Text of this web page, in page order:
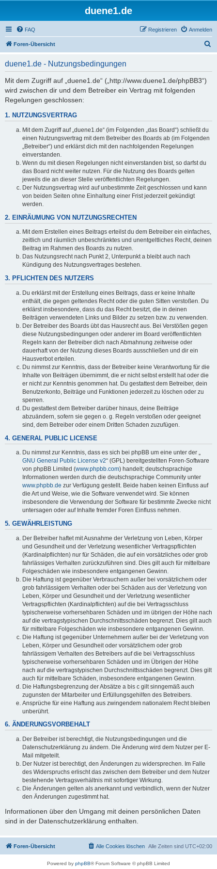
duene1.de
FAQ Anmelden
Registrieren
Foren-Übersicht
duene1.de - Nutzungsbedingungen
Mit dem Zugriff auf „duene1.de“ („http://www.duene1.de/phpBB3“)
wird zwischen dir und dem Betreiber ein Vertrag mit folgenden
Regelungen geschlossen:
1. NUTZUNGSVERTRAG
Mit dem Zugriff auf „duene1.de“ (im Folgenden „das Board“) schließt du
einen Nutzungsvertrag mit dem Betreiber des Boards ab (im Folgenden
„Betreiber“) und erklärst dich mit den nachfolgenden Regelungen
einverstanden.
Wenn du mit diesen Regelungen nicht einverstanden bist, so darfst du
das Board nicht weiter nutzen. Für die Nutzung des Boards gelten
jeweils die an dieser Stelle veröffentlichten Regelungen.
Der Nutzungsvertrag wird auf unbestimmte Zeit geschlossen und kann
von beiden Seiten ohne Einhaltung einer Frist jederzeit gekündigt
werden.
2. EINRÄUMUNG VON NUTZUNGSRECHTEN
Mit dem Erstellen eines Beitrags erteilst du dem Betreiber ein einfaches,
zeitlich und räumlich unbeschränktes und unentgeltliches Recht, deinen
Beitrag im Rahmen des Boards zu nutzen.
Das Nutzungsrecht nach Punkt 2, Unterpunkt a bleibt auch nach
Kündigung des Nutzungsvertrages bestehen.
3. PFLICHTEN DES NUTZERS
Du erklärst mit der Erstellung eines Beitrags, dass er keine Inhalte
enthält, die gegen geltendes Recht oder die guten Sitten verstoßen. Du
erklärst insbesondere, dass du das Recht besitzt, die in deinen
Beiträgen verwendeten Links und Bilder zu setzen bzw. zu verwenden.
Der Betreiber des Boards übt das Hausrecht aus. Bei Verstößen gegen
diese Nutzungsbedingungen oder anderer im Board veröffentlichten
Regeln kann der Betreiber dich nach Abmahnung zeitweise oder
dauerhaft von der Nutzung dieses Boards ausschließen und dir ein
Hausverbot erteilen.
Du nimmst zur Kenntnis, dass der Betreiber keine Verantwortung für die
Inhalte von Beiträgen übernimmt, die er nicht selbst erstellt hat oder die
er nicht zur Kenntnis genommen hat. Du gestattest dem Betreiber, dein
Benutzerkonto, Beiträge und Funktionen jederzeit zu löschen oder zu
sperren.
Du gestattest dem Betreiber darüber hinaus, deine Beiträge
abzuändern, sofern sie gegen o. g. Regeln verstoßen oder geeignet
sind, dem Betreiber oder einem Dritten Schaden zuzufügen.
4. GENERAL PUBLIC LICENSE
Du nimmst zur Kenntnis, dass es sich bei phpBB um eine unter der „
GNU General Public License v2“ (GPL) bereitgestellten Foren-Software
von phpBB Limited (www.phpbb.com) handelt; deutschsprachige
Informationen werden durch die deutschsprachige Community unter
www.phpbb.de zur Verfügung gestellt. Beide haben keinen Einfluss auf
die Art und Weise, wie die Software verwendet wird. Sie können
insbesondere die Verwendung der Software für bestimmte Zwecke nicht
untersagen oder auf Inhalte fremder Foren Einfluss nehmen.
5. GEWÄHRLEISTUNG
Der Betreiber haftet mit Ausnahme der Verletzung von Leben, Körper
und Gesundheit und der Verletzung wesentlicher Vertragspflichten
(Kardinalpflichten) nur für Schäden, die auf ein vorsätzliches oder grob
fahrlässiges Verhalten zurückzuführen sind. Dies gilt auch für mittelbare
Folgeschäden wie insbesondere entgangenen Gewinn.
Die Haftung ist gegenüber Verbrauchern außer bei vorsätzlichem oder
grob fahrlässigem Verhalten oder bei Schäden aus der Verletzung von
Leben, Körper und Gesundheit und der Verletzung wesentlicher
Vertragspflichten (Kardinalpflichten) auf die bei Vertragsschluss
typischerweise vorhersehbaren Schäden und im übrigen der Höhe nach
auf die vertragstypischen Durchschnittsschäden begrenzt. Dies gilt auch
für mittelbare Folgeschäden wie insbesondere entgangenen Gewinn.
Die Haftung ist gegenüber Unternehmern außer bei der Verletzung von
Leben, Körper und Gesundheit oder vorsätzlichem oder grob
fahrlässigem Verhalten des Betreibers auf die bei Vertragsschluss
typischerweise vorhersehbaren Schäden und im Übrigen der Höhe
nach auf die vertragstypischen Durchschnittsschäden begrenzt. Dies gilt
auch für mittelbare Schäden, insbesondere entgangenen Gewinn.
Die Haftungsbegrenzung der Absätze a bis c gilt sinngemäß auch
zugunsten der Mitarbeiter und Erfüllungsgehilfen des Betreibers.
Ansprüche für eine Haftung aus zwingendem nationalem Recht bleiben
unberührt.
6. ÄNDERUNGSVORBEHALT
Der Betreiber ist berechtigt, die Nutzungsbedingungen und die
Datenschutzerklärung zu ändern. Die Änderung wird dem Nutzer per E-
Mail mitgeteilt.
Der Nutzer ist berechtigt, den Änderungen zu widersprechen. Im Falle
des Widerspruchs erlischt das zwischen dem Betreiber und dem Nutzer
bestehende Vertragsverhältnis mit sofortiger Wirkung.
Die Änderungen gelten als anerkannt und verbindlich, wenn der Nutzer
den Änderungen zugestimmt hat.
Informationen über den Umgang mit deinen persönlichen Daten
sind in der Datenschutzerklärung enthalten.
Foren-Übersicht Alle Zeiten sind UTC+02:00
Alle Cookies löschen
Powered by phpBB® Forum Software © phpBB Limited